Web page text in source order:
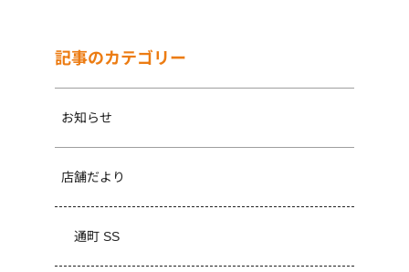
記事のカテゴリー
お知らせ
店舗だより
通町 SS